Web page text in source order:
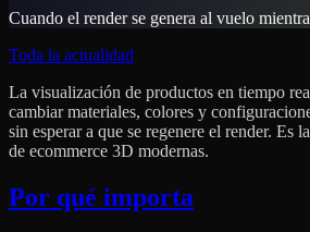
Cuando el render se genera al vuelo
Toda la actualidad
La visualización de productos en tiempo
cambiar materiales, colores y
sin esperar a que se regenere el render. Es
de ecommerce 3D modernas.
Por qué importa